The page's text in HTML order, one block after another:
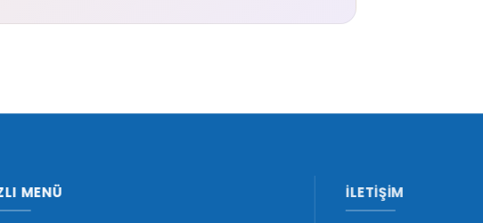
HIZLI MENÜ İLETIŞIM